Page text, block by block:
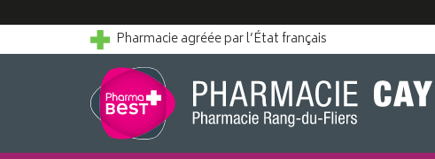
Pharmacie agréée par l’État français